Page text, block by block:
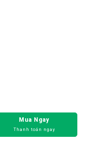
Mua Ngay
Thanh toán ngay